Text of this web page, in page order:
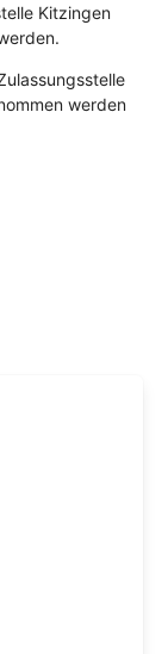
Kitzingen
werden